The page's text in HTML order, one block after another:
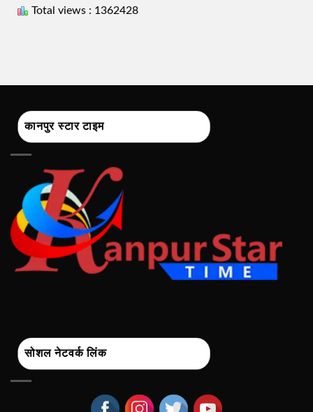
Total views : 1362428
कानपुर स्टार टाइम
सोशल नेटवर्क लिंक